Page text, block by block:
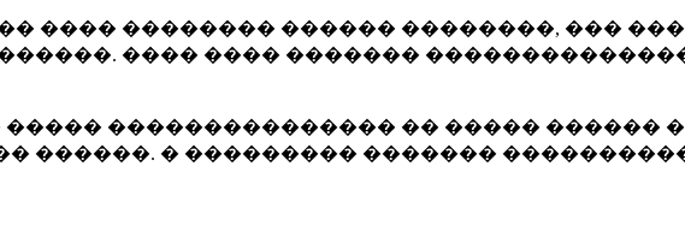
���� �������� ������ ��������, ���
���� ���� �������
��������������� �� ����� ������
������. � ��������� �������